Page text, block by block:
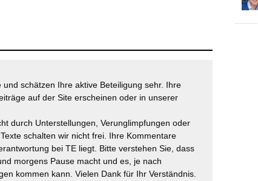
schätzen Ihre aktive Beteiligung sehr. Ihre
auf der Site erscheinen oder in unserer
durch Unterstellungen, Verunglimpfungen oder
schalten wir nicht frei. Ihre Kommentare
bei TE liegt. Bitte verstehen Sie, dass
morgens Pause macht und es, je nach
kommen kann. Vielen Dank für Ihr Verständnis.